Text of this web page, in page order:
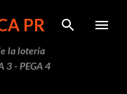
PR
la lotería
3 - PEGA 4